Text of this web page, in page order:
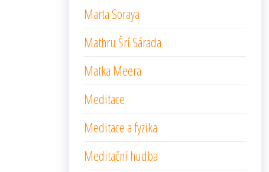
Marta Soraya
Mathru Šrí Sárada
Matka Meera
Meditace
Meditace a fyzika
Meditační hudba